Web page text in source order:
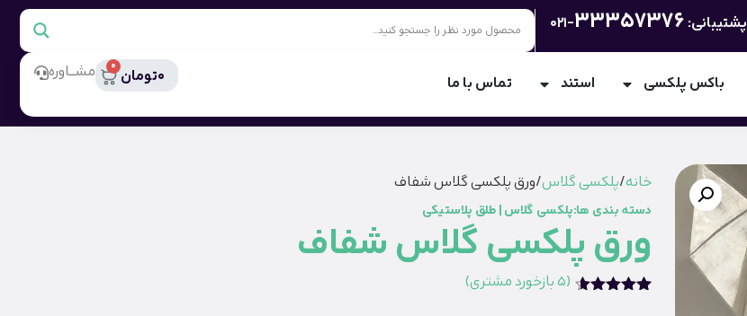
پشتیبانی: 33357376
-021
باکس پلکسی استند تماس با ما 0تومان
0 مشــاوره
خانه/پلکسی گلاس/ ورق پلکسی گلاس شفاف
دسته بندی ها:پلکسی گلاس طلق پلاستیکی
ورق پلکسی گلاس شفاف
(
5بازخورد مشتری)